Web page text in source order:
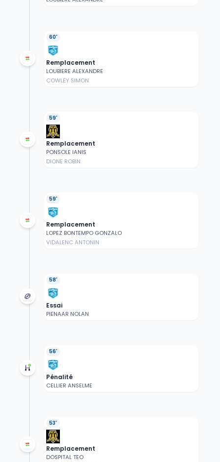
60'
Remplacement
LOUBIERE ALEXANDRE
COWLEY SIMON
59'
Remplacement
PONSOLE IANIS
DIONE ROBIN
59'
Remplacement
LOPEZ BONTEMPO GONZALO
VIDALENC ANTONIN
58'
Essai
PIENAAR NOLAN
56'
Pénalité
CELLIER ANSELME
53'
Remplacement
DOSPITAL TEO